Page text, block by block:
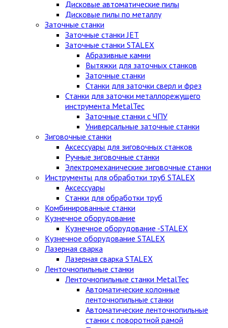
Дисковые автоматические пилы
Дисковые пилы по металлу
Заточные станки
Заточные станки JET
Заточные станки STALEX
Абразивные камни
Вытяжки для заточных станков
Заточные станки
Станки для заточки сверл и фрез
Станки для заточки металлорежущего
инструмента MetalTec
Заточные станки с ЧПУ
Универсальные заточные станки
Зиговочные станки
Аксессуары для зиговочных станков
Ручные зиговочные станки
Электромеханические зиговочные станки
Инструменты для обработки труб STALEX
Аксессуары
Станки для обработки труб
Комбинированные станки
Кузнечное оборудование
Кузнечное оборудование -STALEX
Кузнечное оборудование STALEX
Лазерная сварка
Лазерная сварка STALEX
Ленточнопильные станки
Ленточнопильные станки MetalTec
Автоматические колонные
ленточнопильные станки
Автоматические ленточнопильные
станки с поворотной рамой